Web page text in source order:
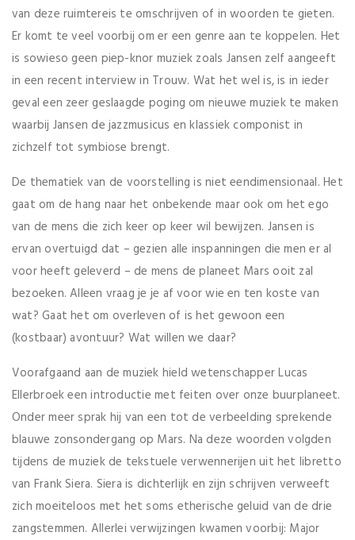
van deze ruimtereis te omschrijven of in woorden te gieten.
Er komt te veel voorbij om er een genre aan te koppelen. Het
is sowieso geen piep-knor muziek zoals Jansen zelf aangeeft
in een recent interview in Trouw. Wat het wel is, is in ieder
geval een zeer geslaagde poging om nieuwe muziek te maken
waarbij Jansen de jazzmusicus en klassiek componist in
zichzelf tot symbiose brengt.
De thematiek van de voorstelling is niet eendimensionaal. Het
gaat om de hang naar het onbekende maar ook om het ego
van de mens die zich keer op keer wil bewijzen. Jansen is
ervan overtuigd dat – gezien alle inspanningen die men er al
voor heeft geleverd – de mens de planeet Mars ooit zal
bezoeken. Alleen vraag je je af voor wie en ten koste van
wat? Gaat het om overleven of is het gewoon een
(kostbaar) avontuur? Wat willen we daar?
Voorafgaand aan de muziek hield wetenschapper Lucas
Ellerbroek een introductie met feiten over onze buurplaneet.
Onder meer sprak hij van een tot de verbeelding sprekende
blauwe zonsondergang op Mars. Na deze woorden volgden
tijdens de muziek de tekstuele verwennerijen uit het libretto
van Frank Siera. Siera is dichterlijk en zijn schrijven verweeft
zich moeiteloos met het soms etherische geluid van de drie
zangstemmen. Allerlei verwijzingen kwamen voorbij: Major